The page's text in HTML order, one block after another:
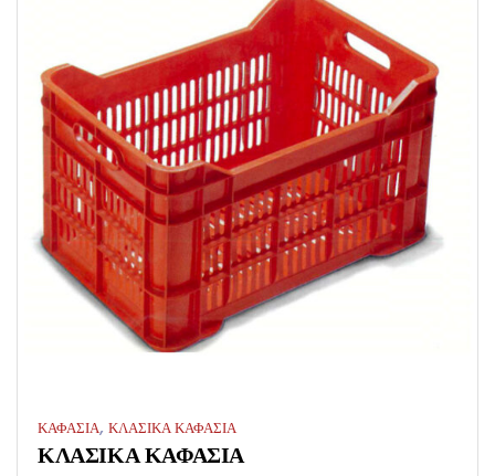
ΚΑΦΑΣΙΑ, ΚΛΑΣΙΚΑ ΚΑΦΑΣΙΑ
ΚΛΑΣΙΚΑ ΚΑΦΑΣΙΑ